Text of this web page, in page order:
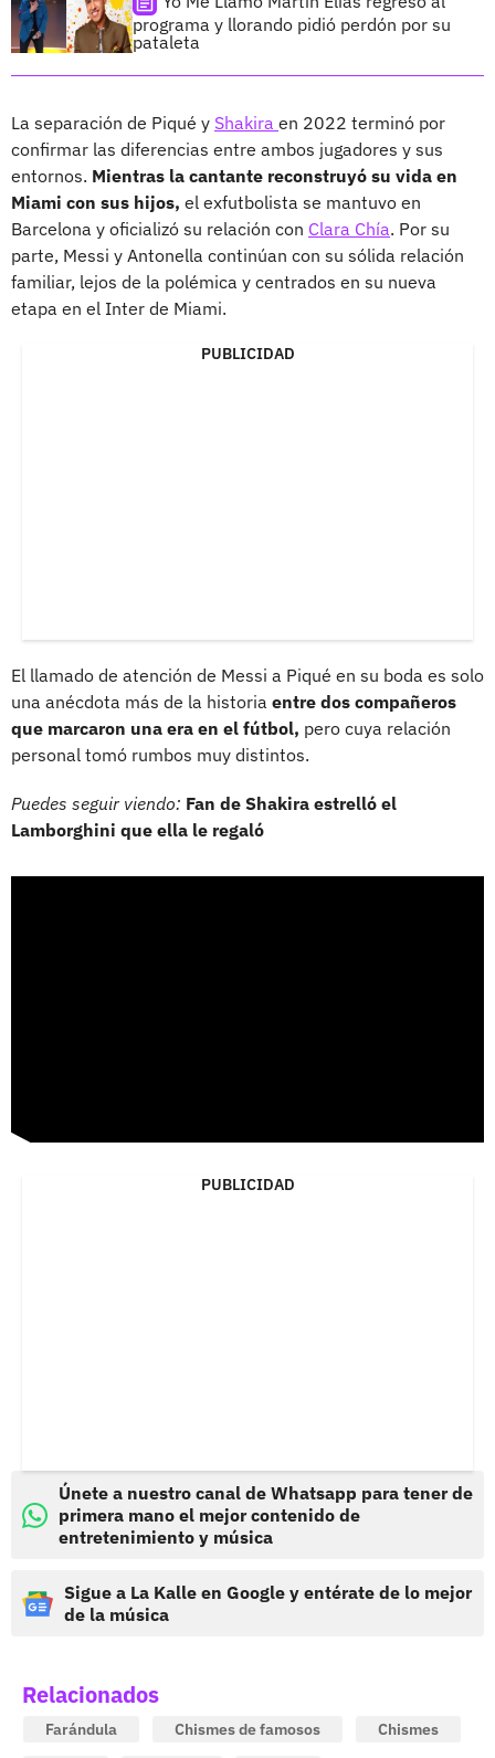
programa y llorando pidió perdón por su
pataleta
La separación de Piqué y Shakira en 2022 terminó por
confirmar las diferencias entre ambos jugadores y sus
entornos. Mientras la cantante reconstruyó su vida en
Miami con sus hijos, el exfutbolista se mantuvo en
Barcelona y oficializó su relación con Clara Chía. Por su
parte, Messi y Antonella continúan con su sólida relación
familiar, lejos de la polémica y centrados en su nueva
etapa en el Inter de Miami.
PUBLICIDAD
El llamado de atención de Messi a Piqué en su boda es solo
una anécdota más de la historia entre dos compañeros
que marcaron una era en el fútbol, pero cuya relación
personal tomó rumbos muy distintos.
Puedes seguir viendo: Fan de Shakira estrelló el
Lamborghini que ella le regaló
PUBLICIDAD
Únete a nuestro canal de Whatsapp para tener de
primera mano el mejor contenido de
entretenimiento y música
Sigue a La Kalle en Google y entérate de lo mejor
de la música
Relacionados
Farándula Chismes de famosos
Chismes